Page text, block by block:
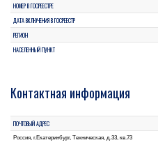
НОМЕР В ГОСРЕЕСТРЕ
ДАТА ВКЛЮЧЕНИЯ В ГОСРЕЕСТР
РЕГИОН
НАСЕЛЕННЫЙ ПУНКТ
Контактная информация
ПОЧТОВЫЙ АДРЕС
Россия, г.Екатеринбург, Техническая, д.33, кв.73